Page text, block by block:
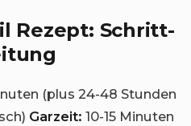
Rezept: Schritt-
(plus 24-48 Stunden
Garzeit: 10-15 Minuten